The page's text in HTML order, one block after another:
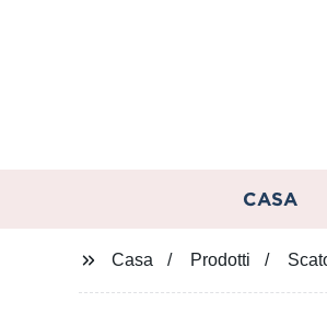
CASA
Casa Prodotti